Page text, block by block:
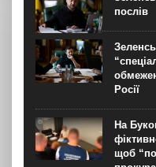
послів
Росії
На
щоб